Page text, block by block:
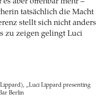
aber offenbar mehr –
tatsächlich die Macht
stellt sich nicht anders
zu zeigen gelingt Luci
„Luci Lippard presenting
Berlin